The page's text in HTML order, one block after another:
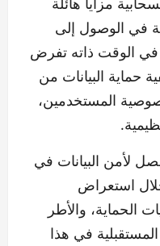
في الوصول إلى
في الوقت ذاته تفرض
حماية البيانات من
المستخدمين،
لأمن البيانات في
استعراض
الحماية، والأطر
المستقبلية في هذا